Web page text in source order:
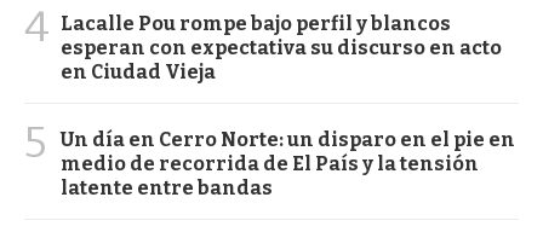
4 Lacalle Pou rompe bajo perfil y blancos
esperan con expectativa su discurso en acto
en Ciudad Vieja
5
Un día en Cerro Norte: un disparo en el pie en
medio de recorrida de El País y la tensión
latente entre bandas